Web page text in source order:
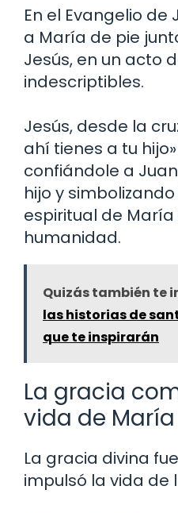
En el Evangelio
a María de pie
Jesús, en un acto
indescriptibles.
Jesús, desde la
ahí tienes a tu
confiándole a
hijo y
espiritual de
humanidad.
Quizás también te
las historias de
que te inspirarán
La gracia
vida de María
La gracia divina
impulsó la vida de